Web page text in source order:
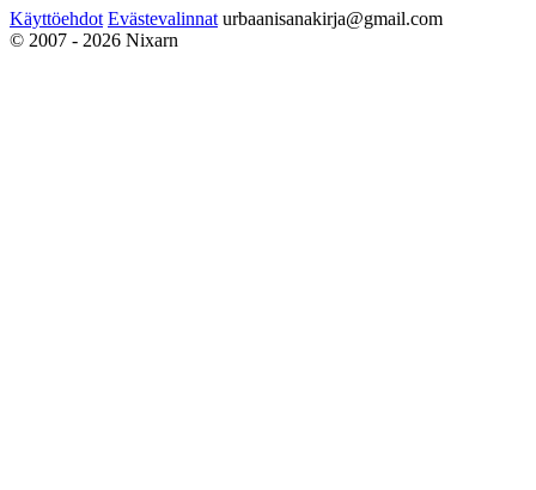
Käyttöehdot Evästevalinnat urbaanisanakirja@gmail.com
© 2007 - 2026 Nixarn